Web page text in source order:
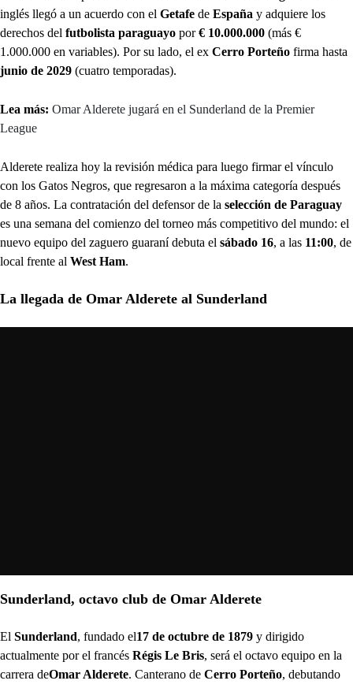
inglés llegó a un acuerdo con el Getafe de España y adquiere los
derechos del futbolista paraguayo por€ 10.000.000 (más €
1.000.000 en variables). Por su lado, el ex Cerro Porteño firma hasta
junio de 2029 (cuatro temporadas).
Lea más: Omar Alderete jugará en el Sunderland de la Premier
League
Alderete realiza hoy la revisión médica para luego firmar el vínculo
con los Gatos Negros, que regresaron a la máxima categoría después
de 8 años. La contratación del defensor de la selección de Paraguay
es una semana del comienzo del torneo más competitivo del mundo: el
nuevo equipo del zaguero guaraní debuta el sábado 16, a las 11:00, de
local frente al West Ham.
La llegada de Omar Alderete al Sunderland
Sunderland, octavo club de Omar Alderete
El Sunderland, fundado el17 de octubre de 1879 y dirigido
actualmente por el francés Régis Le Bris, será el octavo equipo en la
carrera deOmar Alderete. Canterano de Cerro Porteño, debutando